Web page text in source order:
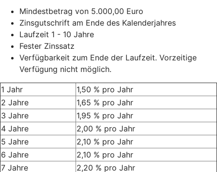
Mindestbetrag von 5.000,00 Euro
Zinsgutschrift am Ende des Kalenderjahres
Laufzeit 1 - 10 Jahre
Fester Zinssatz
Verfügbarkeit zum Ende der Laufzeit. Vorzeitige
Verfügung nicht möglich.
1 Jahr
1,50 % pro Jahr
2 Jahre
1,65 % pro Jahr
3 Jahre
1,95 % pro Jahr
4 Jahre
2,00 % pro Jahr
5 Jahre
2,10 % pro Jahr
6 Jahre
2,10 % pro Jahr
7 Jahre
2,20 % pro Jahr